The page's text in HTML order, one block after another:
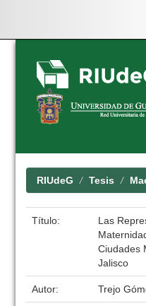
Skip
navigation
RIUdeG Tesis
Título:
Las
Ciudades
Jalisco
Autor: Trejo